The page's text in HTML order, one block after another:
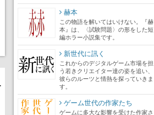
赫本
この物語を解いてはいけない。『赫
本』は、〈試験問題〉の形をした短
編ホラー小説集です。
新世代に訊く
これからのデジタルゲーム市場を担
う若きクリエイター達の姿を追い、
彼らのルーツと情熱を探っていきま
す。
ゲーム世代の作家たち
ゲームに多大な影響を受けた作家さ